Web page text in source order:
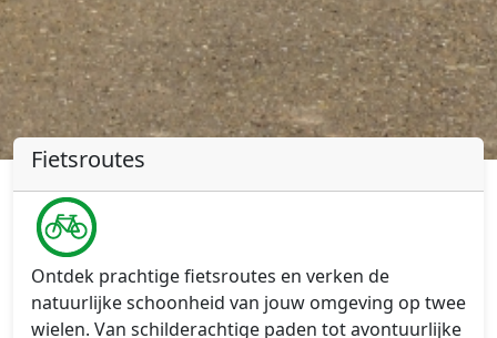
Fietsroutes
Ontdek prachtige fietsroutes en verken de
natuurlijke schoonheid van jouw omgeving op twee
wielen. Van schilderachtige paden tot avontuurlijke